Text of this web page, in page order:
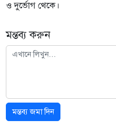
ও দুর্ভোগ থেকে।
মন্তব্য করুন
মন্তব্য জমা দিন